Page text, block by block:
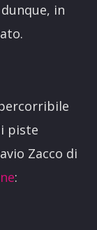
in
piste
Zacco di
: